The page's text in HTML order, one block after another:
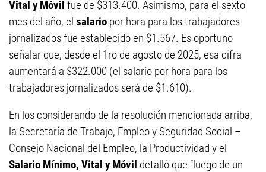
Vital y Móvil fue de $313.400. Asimismo, para el sexto
mes del año, el salario por hora para los trabajadores
jornalizados fue establecido en $1.567. Es oportuno
señalar que, desde el 1ro de agosto de 2025, esa cifra
aumentará a $322.000 (el salario por hora para los
trabajadores jornalizados será de $1.610).
En los considerando de la resolución mencionada arriba,
la Secretaría de Trabajo, Empleo y Seguridad Social –
Consejo Nacional del Empleo, la Productividad y el
Salario Mínimo, Vital y Móvil detalló que “luego de un